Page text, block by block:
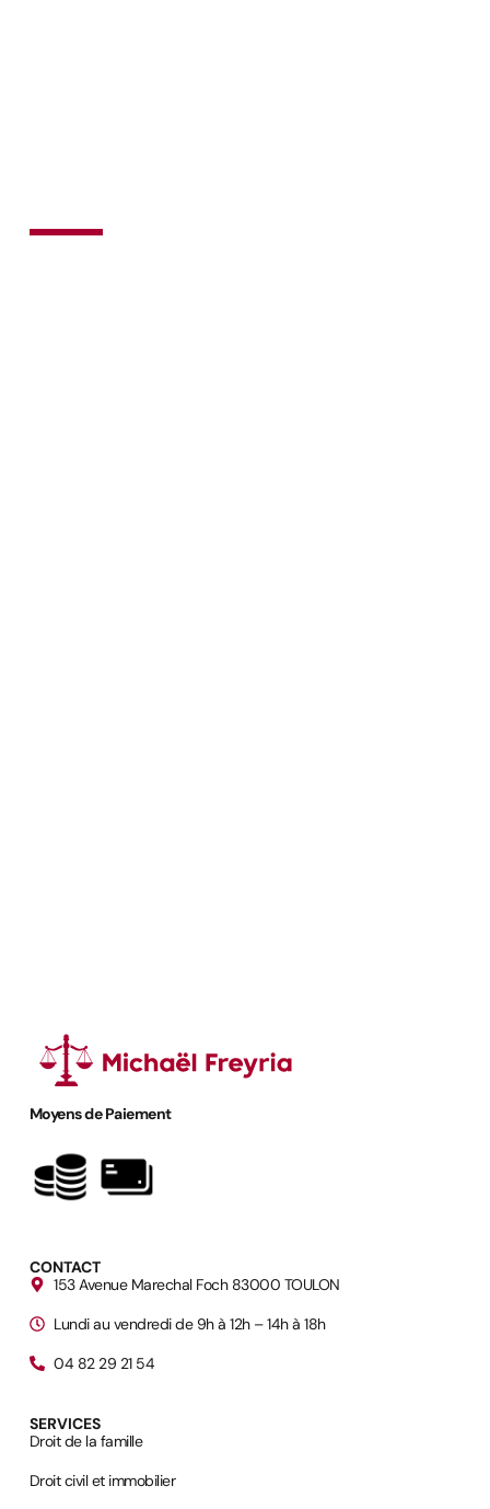
Moyens de Paiement
CONTACT
153 Avenue Marechal Foch 83000 TOULON
Lundi au vendredi de 9h à 12h – 14h à 18h
04 82 29 21 54
SERVICES
Droit de la famille
Droit civil et immobilier